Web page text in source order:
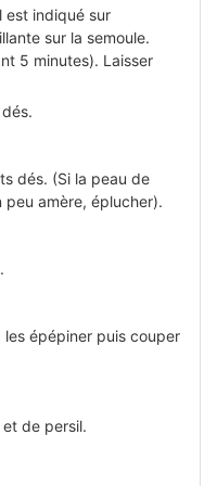
est indiqué sur
sur la semoule.
5 minutes). Laisser
dés. (Si la peau de
amère, éplucher).
épépiner puis couper
de persil.